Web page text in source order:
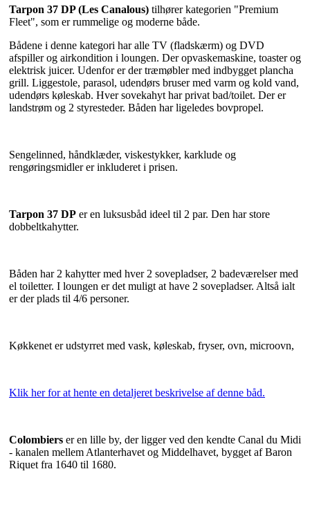
Tarpon 37 DP (Les Canalous) tilhører kategorien "Premium
Fleet", som er rummelige og moderne både.
Bådene i denne kategori har alle TV (fladskærm) og DVD
afspiller og airkondition i loungen. Der opvaskemaskine, toaster og
elektrisk juicer. Udenfor er der træmøbler med indbygget plancha
grill. Liggestole, parasol, udendørs bruser med varm og kold vand,
udendørs køleskab. Hver sovekahyt har privat bad/toilet. Der er
landstrøm og 2 styresteder. Båden har ligeledes bovpropel.
Sengelinned, håndklæder, viskestykker, karklude og
rengøringsmidler er inkluderet i prisen.
Tarpon 37 DP er en luksusbåd ideel til 2 par. Den har store
dobbeltkahytter.
Båden har 2 kahytter med hver 2 sovepladser, 2 badeværelser med
el toiletter. I loungen er det muligt at have 2 sovepladser. Altså ialt
er der plads til 4/6 personer.
Køkkenet er udstyrret med vask, køleskab, fryser, ovn, microovn,
Klik her for at hente en detaljeret beskrivelse af denne båd.
Colombiers er en lille by, der ligger ved den kendte Canal du Midi
- kanalen mellem Atlanterhavet og Middelhavet, bygget af Baron
Riquet fra 1640 til 1680.